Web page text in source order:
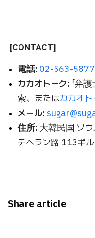
[CONTACT]
電話: 02-563-5877
カカオトーク: 「弁
索、またはカカオト
メール:
住所: 大韓民国 ソ
テヘラン路 113ギ
Share article